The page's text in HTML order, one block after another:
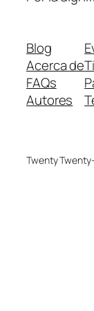
Blog
Acerca de
FAQs
Autores
Twenty